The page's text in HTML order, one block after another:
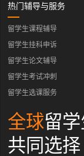
热门辅导与服务
留学生课程辅导
留学生挂科申诉
留学生论文辅导
留学生考试冲刺
留学生选课服务
全球留
共同选择